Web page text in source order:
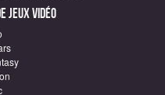
Jeux vidéo